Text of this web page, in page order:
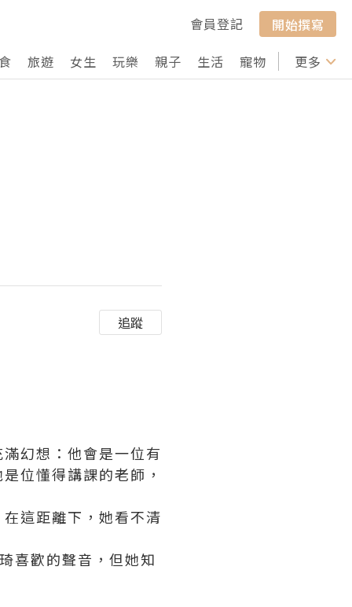
會員登記
開始撰寫
旅遊 女生 玩樂 親子 生活 寵物 行山 打卡
更多
追蹤
幻想：他會是一位有
位懂得講課的老師，
這距離下，她看不清
喜歡的聲音，但她知